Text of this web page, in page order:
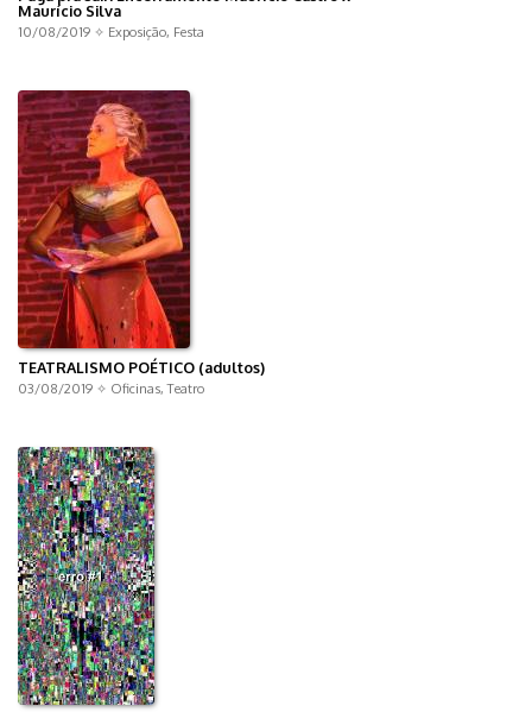
Maurício Silva
10/08/2019 ✧ Exposição, Festa
TEATRALISMO POÉTICO (adultos)
03/08/2019 ✧ Oficinas,Teatro